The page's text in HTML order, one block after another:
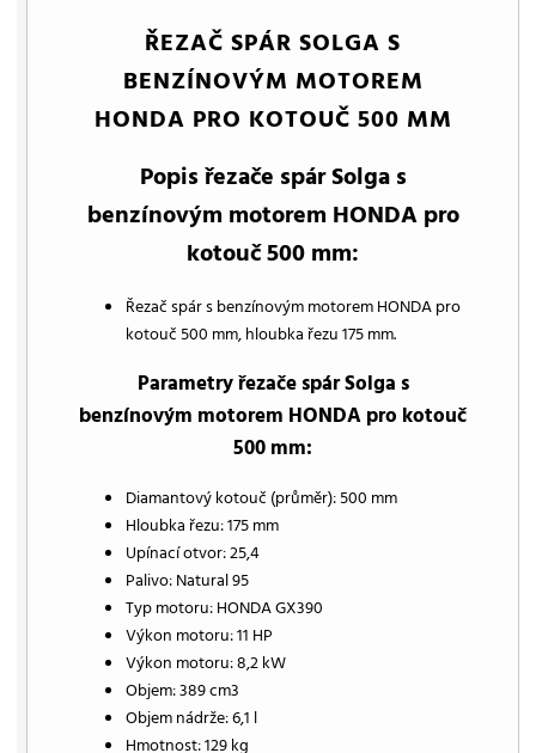
ŘEZAČ SPÁR SOLGA S
BENZÍNOVÝM MOTOREM
HONDA PRO KOTOUČ 500 MM
Popis řezače spár Solga s
benzínovým motorem HONDA pro
kotouč 500 mm:
Řezač spár s benzínovým motorem HONDA pro
kotouč 500 mm, hloubka řezu 175 mm.
Parametry řezače spár Solga s
benzínovým motorem HONDA pro kotouč
500 mm:
Diamantový kotouč (průměr): 500 mm
Hloubka řezu: 175 mm
Upínací otvor: 25,4
Palivo: Natural 95
Typ motoru: HONDA GX390
Výkon motoru: 11 HP
Výkon motoru: 8,2 kW
Objem: 389 cm3
Objem nádrže: 6,1 l
Hmotnost: 129 kg